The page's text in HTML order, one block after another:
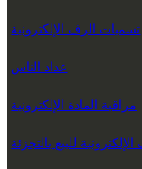
تسميات الرف الإلكترونية
عداد الناس
مراقبة المادة الإلكترونية
للبيع بالتجزئة